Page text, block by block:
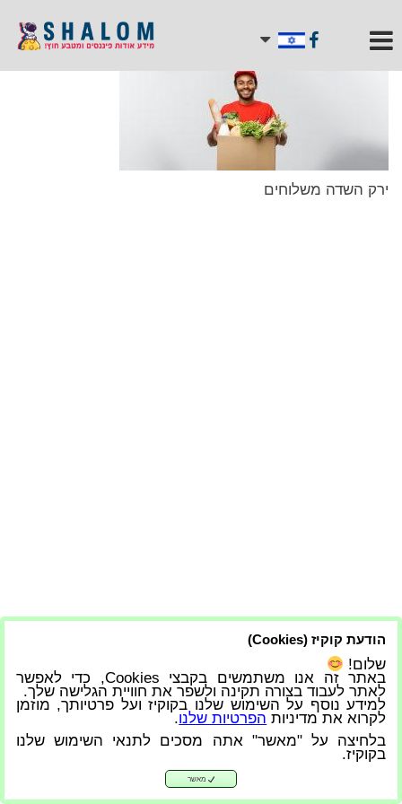
ירק השדה משלוחים
הודעת קוקיז (Cookies)
שלום!
באתר זה אנו משתמשים בקבצי Cookies, כדי לאפשר
לאתר לעבוד בצורה תקינה ולשפר את חוויית הגלישה שלך.
למידע נוסף על השימוש שלנו בקוקיז ועל פרטיותך, מוזמן
לקרוא את מדיניות הפרטיות שלנו.
בלחיצה על "מאשר" אתה מסכים לתנאי השימוש שלנו
בקוקיז.
מאשר